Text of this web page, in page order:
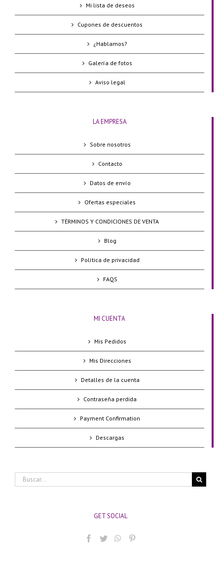
Mi lista de deseos
Cupones de descuentos
¿Hablamos?
Galería de fotos
Aviso legal
LA EMPRESA
Sobre nosotros
Contacto
Datos de envío
Ofertas especiales
TÉRMINOS Y CONDICIONES DE VENTA
Blog
Política de privacidad
FAQS
MI CUENTA
Mis Pedidos
Mis Direcciones
Detalles de la cuenta
Contraseña perdida
Payment Confirmation
Descargas
Buscar:
GET SOCIAL